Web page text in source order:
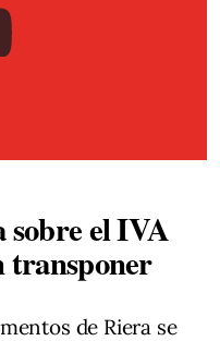
sobre el IVA
transponer
de Riera se